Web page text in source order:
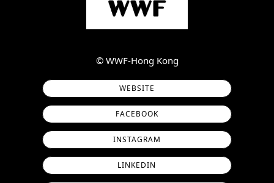
©︎ WWF-Hong Kong
WEBSITE
FACEBOOK
INSTAGRAM
LINKEDIN